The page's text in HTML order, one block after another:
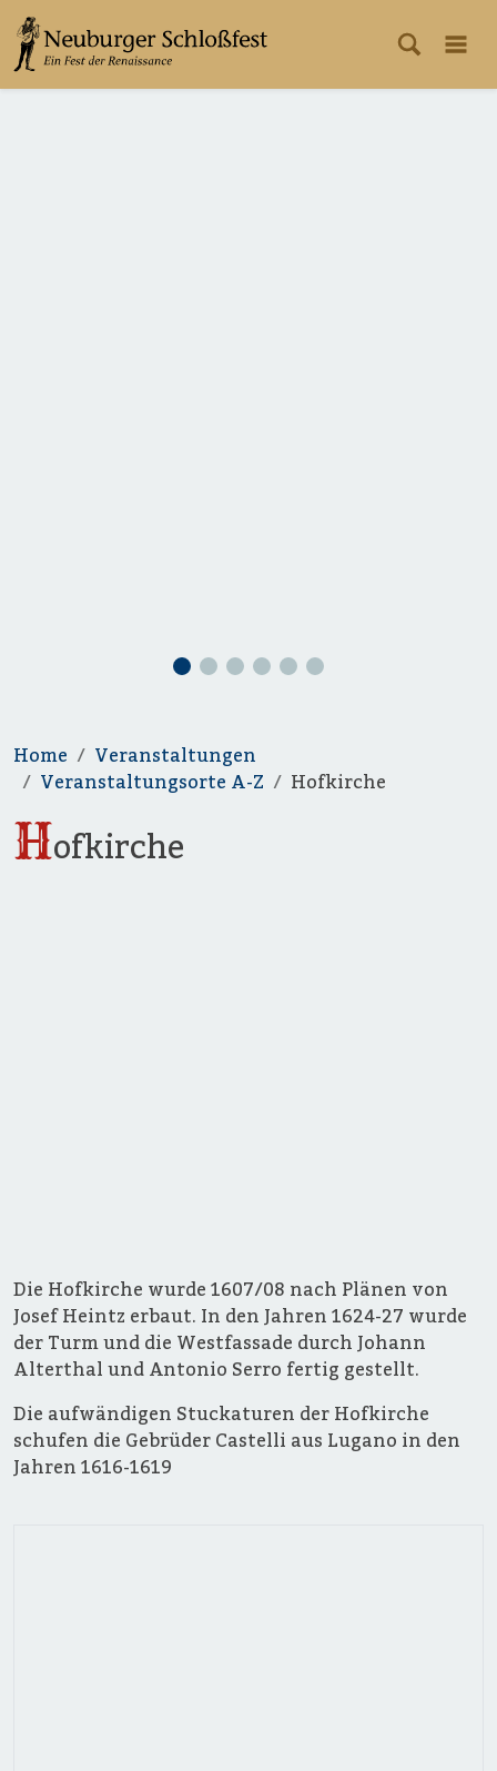
Home
Veranstaltungen
Veranstaltungsorte A-Z
Hofkirche
Hofkirche
Die Hofkirche wurde 1607/08 nach Plänen von
Josef Heintz erbaut. In den Jahren 1624-27 wurde
der Turm und die Westfassade durch Johann
Alterthal und Antonio Serro fertig gestellt.
Die aufwändigen Stuckaturen der Hofkirche
schufen die Gebrüder Castelli aus Lugano in den
Jahren 1616-1619